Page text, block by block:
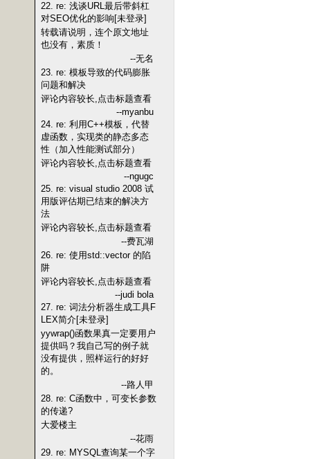
22. re: 浅谈URL最后带斜杠
对SEO优化的影响[未登录]
转载请说明，连个原文地址
也没有，素质！
--无名
23. re: 模板导致的代码膨胀
问题和解决
评论内容较长,点击标题查看
--myanbu
24. re: 利用C++模板，代替
虚函数，实现类的静态多态
性（加入性能测试部分）
评论内容较长,点击标题查看
--ngugc
25. re: visual studio 2008 试
用版评估期已结束的解决方
法
评论内容较长,点击标题查看
--费瓦湖
26. re: 使用std::vector 的陷
阱
评论内容较长,点击标题查看
--judi bola
27. re: 词法分析器生成工具F
LEX简介[未登录]
yywrap()函数果真一定要用户
提供吗？我自己写的例子就
没有提供，照样运行的好好
的。
--路人甲
28. re: C函数中，可变长参数
的传递?
大爱楼主
--花雨
29. re: MYSQL查询某一个字